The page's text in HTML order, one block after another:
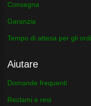
Consegna
Garanzia
Tempo di attesa per gli
Aiutare
Domande frequenti
Reclami e resi